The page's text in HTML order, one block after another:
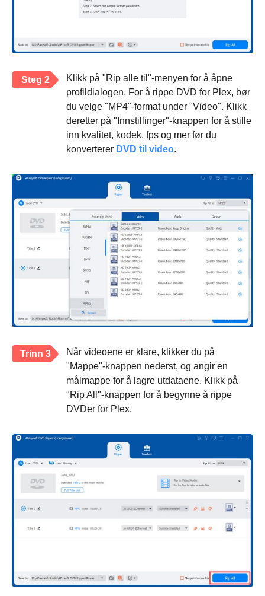
Steg 2
Klikk på "Rip alle til"-menyen for å åpne
profildialogen. For å rippe DVD for Plex, bør
du velge "MP4"-format under "Video". Klikk
deretter på "Innstillinger"-knappen for å stille
inn kvalitet, kodek, fps og mer før du
konverterer DVD til video.
Trinn 3
Når videoene er klare, klikker du på
"Mappe"-knappen nederst, og angir en
målmappe for å lagre utdataene. Klikk på
"Rip All"-knappen for å begynne å rippe
DVDer for Plex.